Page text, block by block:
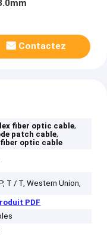
Contactez
fiber optic cable,
patch cable,
optic cable
T / T, Western Union,
PDF